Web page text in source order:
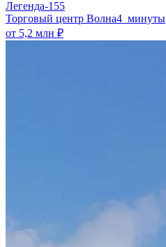
Легенда-155
​Торговый центр Волна4 минуты
от 5,2 млн ₽